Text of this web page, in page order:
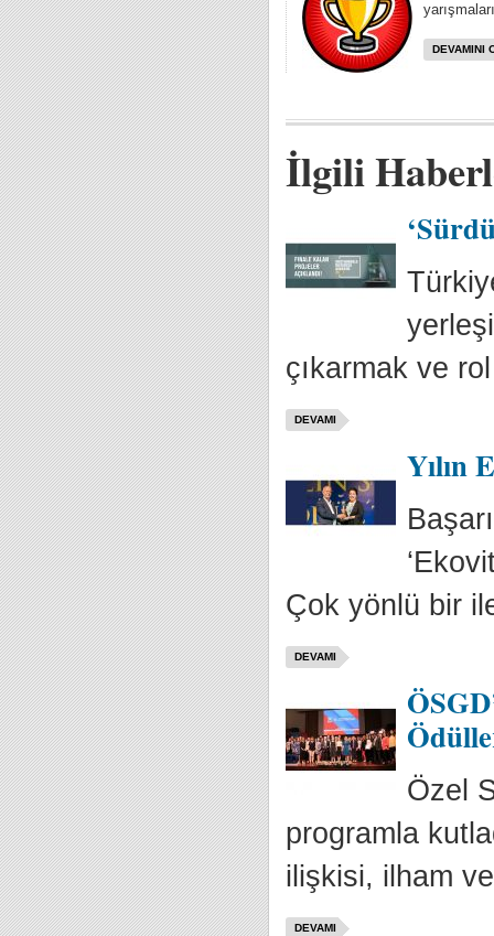
DEVAMINI
İlgili
çıkarmak ve
DEVAMI
Yılın
Çok yönlü bir
DEVAMI
Özel
programla
ilişkisi, ilham
DEVAMI